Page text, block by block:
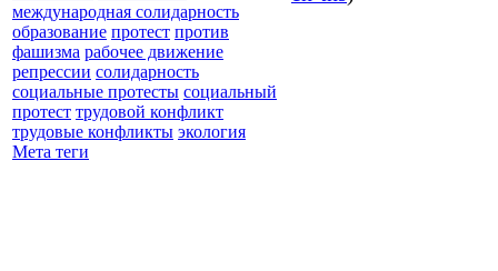
международная солидарность
образование протест против
фашизма рабочее движение
репрессии солидарность
социальные протесты социальный
протест трудовой конфликт
трудовые конфликты экология
Мета теги